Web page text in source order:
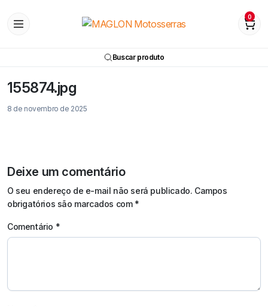
0
Buscar produto
155874.jpg
8 de novembro de 2025
Deixe um comentário
O seu endereço de e-mail não será publicado. Campos
obrigatórios são marcados com *
Comentário *